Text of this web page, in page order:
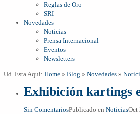
Reglas de Oro
SRI
Novedades
Noticias
Prensa Internacional
Eventos
Newsletters
Ud. Esta Aqui: Home » Blog » Novedades »
Exhibición kartings
Sin ComentariosPublicado en NoticiasOct